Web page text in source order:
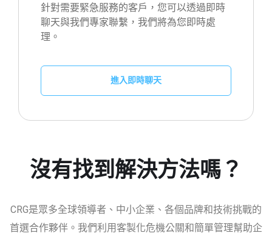
針對需要緊急服務的客戶，您可以透過即時
聊天與我們專家聯繫，我們將為您即時處
理。
進入即時聊天
沒有找到解決方法嗎？
CRG是眾多全球領導者、中小企業、各個品牌和技術挑戰的
首選合作夥伴。我們利用客製化危機公關和簡單管理幫助企